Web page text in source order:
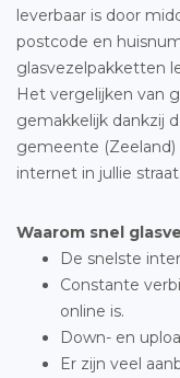
leverbaar is door
postcode en
glasvezelpakketten
Het vergelijken van
gemakkelijk dankzij
gemeente (Zeeland)
internet in jullie
Waarom snel
De snelste
Constante
online is.
Down- en
Er zijn veel